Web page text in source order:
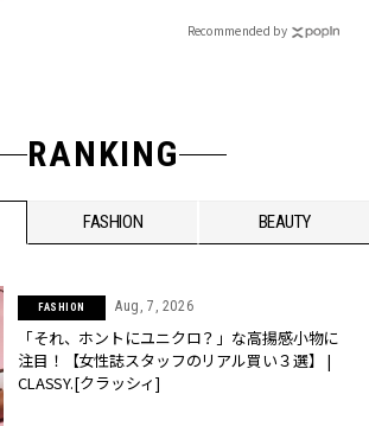
Recommended by
RANKING
FASHION BEAUTY
FASHION Aug, 7, 2026
「それ、ホントにユニクロ？」な高揚感小物に
注目！【女性誌スタッフのリアル買い３選】 |
CLASSY.[クラッシィ]